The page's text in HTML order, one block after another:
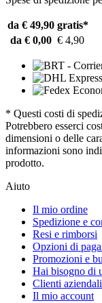
da € 49,90 gratis*
da € 0,00 € 4,90
* Questi costi di
Potrebbero esserci
dimensioni o delle
informazioni sono
prodotto.
Aiuto
Il mio ordine
Spedizione e
Resi e rimborsi
Opzioni di
Promozioni e
Hai bisogno di
Clienti aziendali
Il mio account